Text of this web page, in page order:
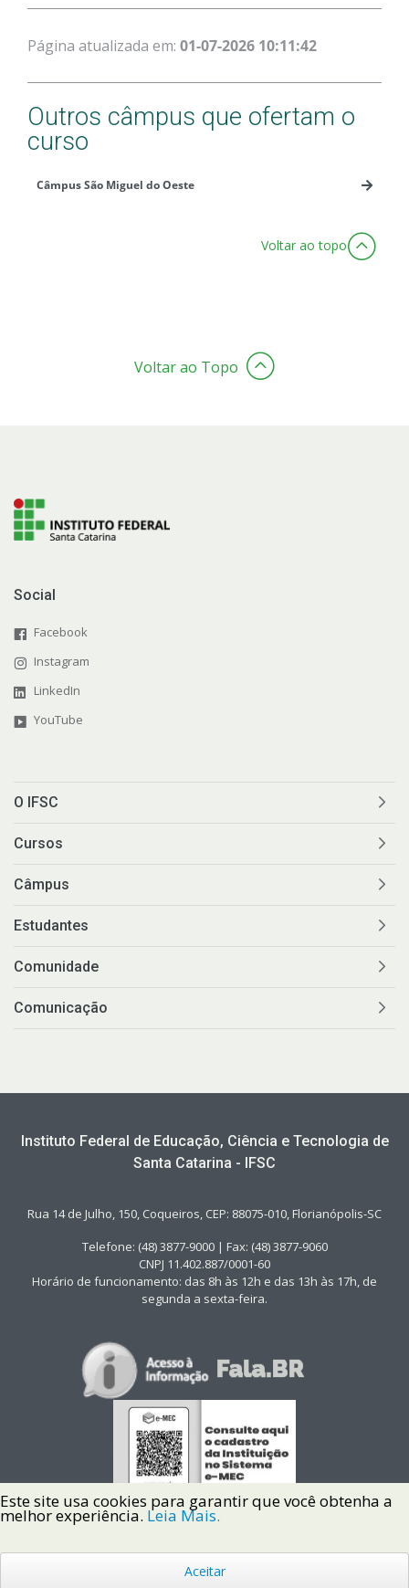
Página atualizada em: 01-07-2026 10:11:42
Outros câmpus que ofertam o
curso
Câmpus São Miguel do Oeste
Voltar ao topo
Voltar ao Topo
Social
Facebook
Instagram
LinkedIn
YouTube
O IFSC
Cursos
Câmpus
Estudantes
Comunidade
Comunicação
Instituto Federal de Educação, Ciência e Tecnologia de
Santa Catarina - IFSC
Rua 14 de Julho, 150, Coqueiros, CEP: 88075-010, Florianópolis-SC
Telefone: (48) 3877-9000 | Fax: (48) 3877-9060
CNPJ 11.402.887/0001-60
Horário de funcionamento: das 8h às 12h e das 13h às 17h, de
segunda a sexta-feira.
Copyright © 2022 Instituto Federal de Santa Catarina IFSC
Este site usa cookies para garantir que você obtenha a
melhor experiência. Leia Mais.
Aceitar